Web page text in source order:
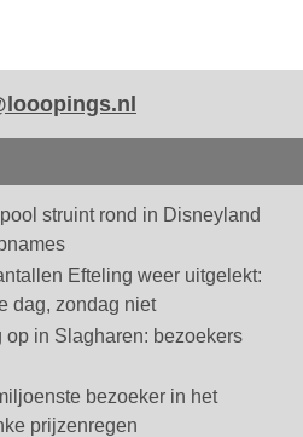
struint rond in Disneyland
Efteling weer uitgelekt:
dag, zondag niet
op in Slagharen: bezoekers
bezoeker in het
prijzenregen